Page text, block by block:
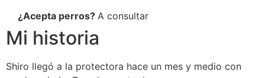
¿Acepta perros? A consultar
Mi historia
Shiro llegó a la protectora hace un mes y medio con